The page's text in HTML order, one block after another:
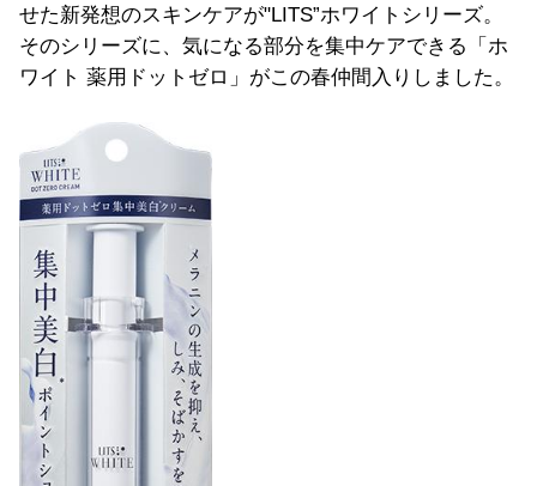
せた新発想のスキンケアが"LITS”ホワイトシリーズ。
そのシリーズに、気になる部分を集中ケアできる「ホ
ワイト 薬用ドットゼロ」がこの春仲間入りしました。